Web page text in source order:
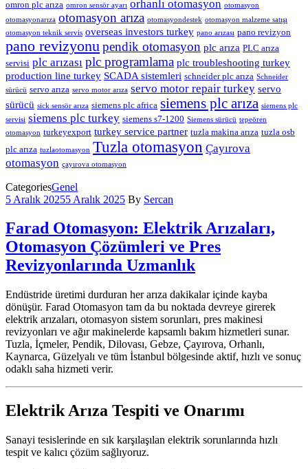
omron plc arıza omron sensör ayarı orhanlı otomasyon otomasyon
otomasyonarıza otomasyon arıza otomasyondestek otomasyon malzeme satışı
otomasyon teknik servis overseas investors turkey pano arızası pano revizyon
pano revizyonu pendik otomasyon plc arıza PLC arıza
servisi plc arızası plc programlama plc troubleshooting turkey
production line turkey SCADA sistemleri schneider plc arıza Schneider
sürücü servo arıza servo motor arıza servo motor repair turkey servo
sürücü sick sensör arıza siemens plc africa siemens plc arıza siemens plc
servisi siemens plc turkey siemens s7-1200 Siemens sürücü tepeören
otomasyon turkeyexport turkey service partner tuzla makina arıza tuzla osb
plc arıza tuzlaotomasyon Tuzla otomasyon Çayırova
otomasyon çayırova otomasyon
CategoriesGenel
5 Aralık 20255 Aralık 2025 By Sercan
Farad Otomasyon: Elektrik Arızaları,
Otomasyon Çözümleri ve Pres
Revizyonlarında Uzmanlık
Endüstride üretimi durduran her arıza dakikalar içinde kayba
dönüşür. Farad Otomasyon tam da bu noktada devreye girerek
elektrik arızaları, otomasyon sistem sorunları, pres makinesi
revizyonları ve ağır makinelerde kapsamlı bakım hizmetleri sunar.
Tuzla, İçmeler, Pendik, Dilovası, Gebze, Çayırova, Orhanlı,
Kaynarca, Güzelyalı ve tüm İstanbul bölgesinde aktif, hızlı ve sonuç
odaklı saha hizmeti verir.
Elektrik Arıza Tespiti ve Onarımı
Sanayi tesislerinde en sık karşılaşılan elektrik sorunlarında hızlı
tespit ve kalıcı çözüm sağlıyoruz.